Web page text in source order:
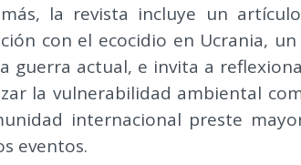
la revista incluye un
con el ecocidio en Ucrania,
guerra actual, e invita a
la vulnerabilidad ambiental
internacional preste
eventos.